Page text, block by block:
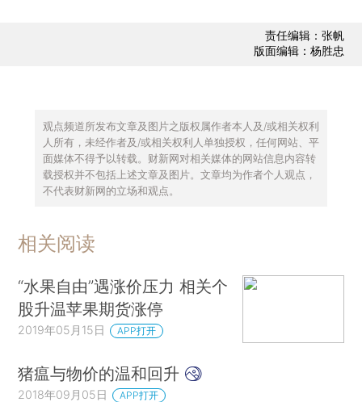
责任编辑：张帆
版面编辑：杨胜忠
观点频道所发布文章及图片之版权属作者本人及/或相关权利
人所有，未经作者及/或相关权利人单独授权，任何网站、平
面媒体不得予以转载。财新网对相关媒体的网站信息内容转
载授权并不包括上述文章及图片。文章均为作者个人观点，
不代表财新网的立场和观点。
相关阅读
“水果自由”遇涨价压力 相关个
股升温苹果期货涨停
2019年05月15日 APP打开
猪瘟与物价的温和回升
2018年09月05日 APP打开